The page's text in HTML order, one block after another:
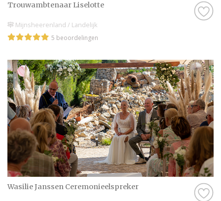
Trouwambtenaar Liselotte
Mijnsheerenland / Landelijk
5 beoordelingen
Wasilie Janssen Ceremonieelspreker